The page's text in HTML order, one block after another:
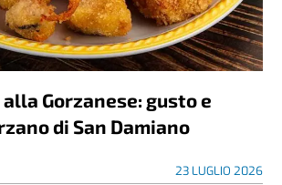
Gorzanese: gusto e
di San Damiano
23 LUGLIO 2026